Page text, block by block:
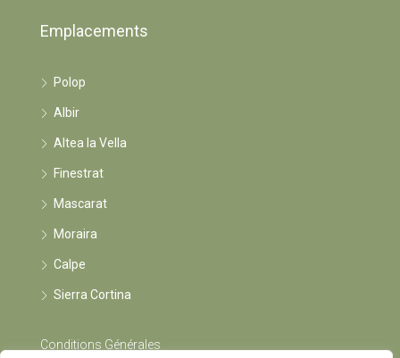
Emplacements
Polop
Albir
Altea la Vella
Finestrat
Mascarat
Moraira
Calpe
Sierra Cortina
Conditions Générales